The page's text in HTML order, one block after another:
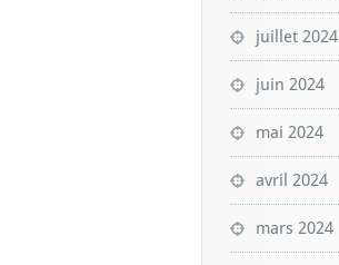
juillet 2024
juin 2024
mai 2024
avril 2024
mars 2024